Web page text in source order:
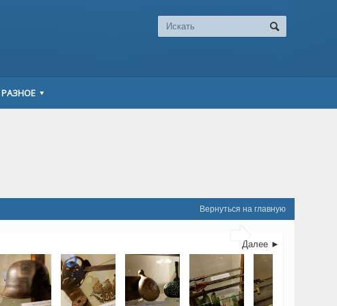
РАЗНОЕ
Вернуться на главную

Далее ►